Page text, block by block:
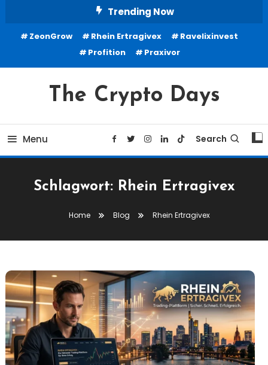
Content
Trending Now
ZeonGrow Rhein Ertragivex
Ravelixinvest
Profition
Praxivor
The Crypto Days
Menu Search
Schlagwort: Rhein Ertragivex
Home Blog Rhein Ertragivex